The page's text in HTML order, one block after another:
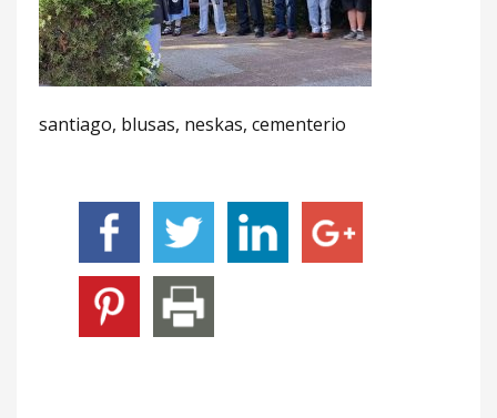
santiago, blusas, neskas, cementerio